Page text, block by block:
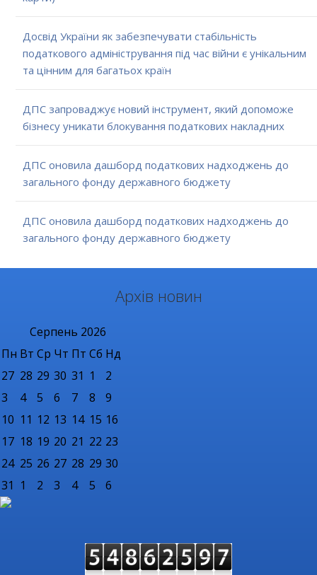
Досвід України як забезпечувати стабільність
податкового адміністрування під час війни є унікальним
та цінним для багатьох країн
ДПС запроваджує новий інструмент, який допоможе
бізнесу уникати блокування податкових накладних
ДПС оновила дашборд податкових надходжень до
загального фонду державного бюджету
ДПС оновила дашборд податкових надходжень до
загального фонду державного бюджету
Архів новин
Серпень 2026
Пн Вт Ср Чт Пт Сб Нд
27 28 29 30 31 1
2
3
4 5 6 7 8
9
10 11 12 13 14 15 16
17 18 19 20 21 22 23
24 25 26 27 28 29 30
31 1 2 3 4 5 6